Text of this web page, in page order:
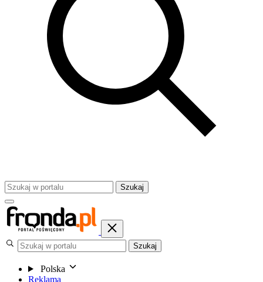
Szukaj
Szukaj
Polska
Reklama